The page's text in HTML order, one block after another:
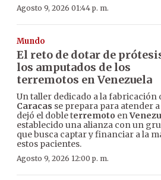
Agosto 9, 2026 01:44 p. m.
Mundo
El reto de dotar de
los amputados de los
terremotos en Venezuela
Un taller dedicado a la fabricación
Caracas se prepara para atender
dejó el doble terremoto en
establecido una alianza con un
que busca captar y financiar a la
estos pacientes.
Agosto 9, 2026 12:00 p. m.